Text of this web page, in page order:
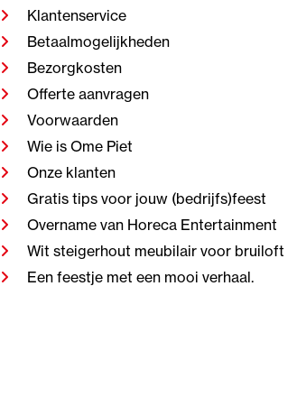
Klantenservice
Betaalmogelijkheden
Bezorgkosten
Offerte aanvragen
Voorwaarden
Wie is Ome Piet
Onze klanten
Gratis tips voor jouw (bedrijfs)feest
Overname van Horeca Entertainment
Wit steigerhout meubilair voor bruiloft
Een feestje met een mooi verhaal.